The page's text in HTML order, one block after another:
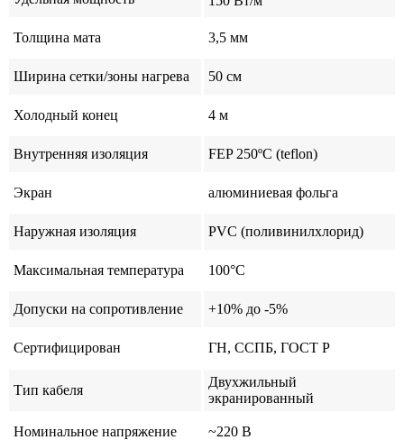
Толщина мата 3,5 мм
Ширина сетки/зоны нагрева 50 см
Холодный конец 4 м
Внутренняя изоляция FEP 250ºС (teflon)
Экран алюминиевая фольга
Наружная изоляция PVС (поливинилхлорид)
Максимальная температура 100°C
Допуски на сопротивление +10% до -5%
Сертифицирован ГН, ССПБ, ГОСТ Р
Тип кабеля
Двухжильный
экранированный
Номинальное напряжение ~220 В